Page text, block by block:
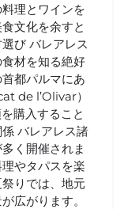
理とワインを
文化を余すと
び バレアレス
材を知る絶好
都パルマにあ
de l’Olivar）
購入すること
バレアレス諸
く開催されま
やタパスを楽
りでは、地元
広がります。